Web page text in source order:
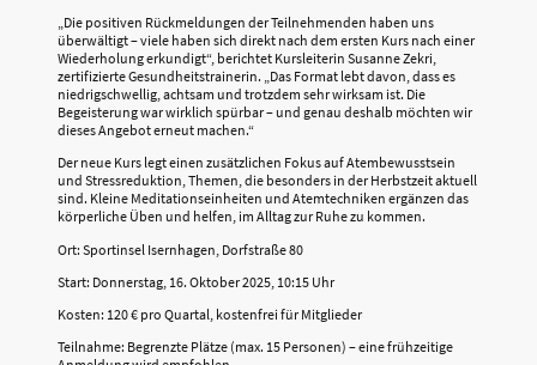
„Die positiven Rückmeldungen der Teilnehmenden haben uns
überwältigt – viele haben sich direkt nach dem ersten Kurs nach einer
Wiederholung erkundigt“, berichtet Kursleiterin Susanne Zekri,
zertifizierte Gesundheitstrainerin. „Das Format lebt davon, dass es
niedrigschwellig, achtsam und trotzdem sehr wirksam ist. Die
Begeisterung war wirklich spürbar – und genau deshalb möchten wir
dieses Angebot erneut machen.“
Der neue Kurs legt einen zusätzlichen Fokus auf Atembewusstsein
und Stressreduktion, Themen, die besonders in der Herbstzeit aktuell
sind. Kleine Meditationseinheiten und Atemtechniken ergänzen das
körperliche Üben und helfen, im Alltag zur Ruhe zu kommen.
Ort: Sportinsel Isernhagen, Dorfstraße 80
Start: Donnerstag, 16. Oktober 2025, 10:15 Uhr
Kosten: 120 € pro Quartal, kostenfrei für Mitglieder
Teilnahme: Begrenzte Plätze (max. 15 Personen) – eine frühzeitige